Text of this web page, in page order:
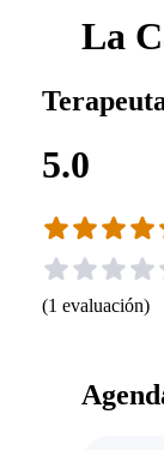
La
5.0
(1 evaluación)